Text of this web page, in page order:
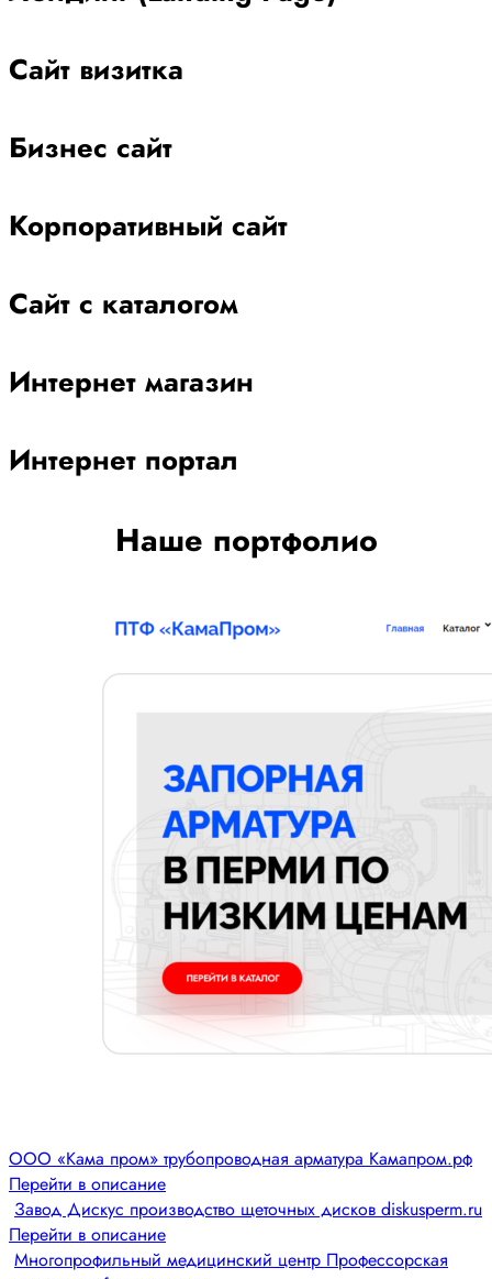
Сайт визитка
Бизнес сайт
Корпоративный сайт
Сайт с каталогом
Интернет магазин
Интернет портал
Наше портфолио
ООО «Кама пром» трубопроводная арматура Камапром.рф
Перейти в описание
Завод Дискус производство щеточных дисков diskusperm.ru
Перейти в описание
Многопрофильный медицинский центр Профессорская